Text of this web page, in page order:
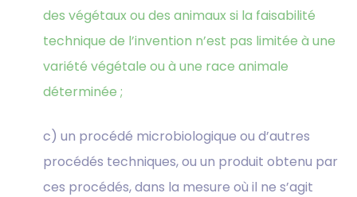
des végétaux ou des animaux si la faisabilité
technique de l’invention n’est pas limitée à une
variété végétale ou à une race animale
déterminée ;
c) un procédé microbiologique ou d’autres
procédés techniques, ou un produit obtenu par
ces procédés, dans la mesure où il ne s’agit